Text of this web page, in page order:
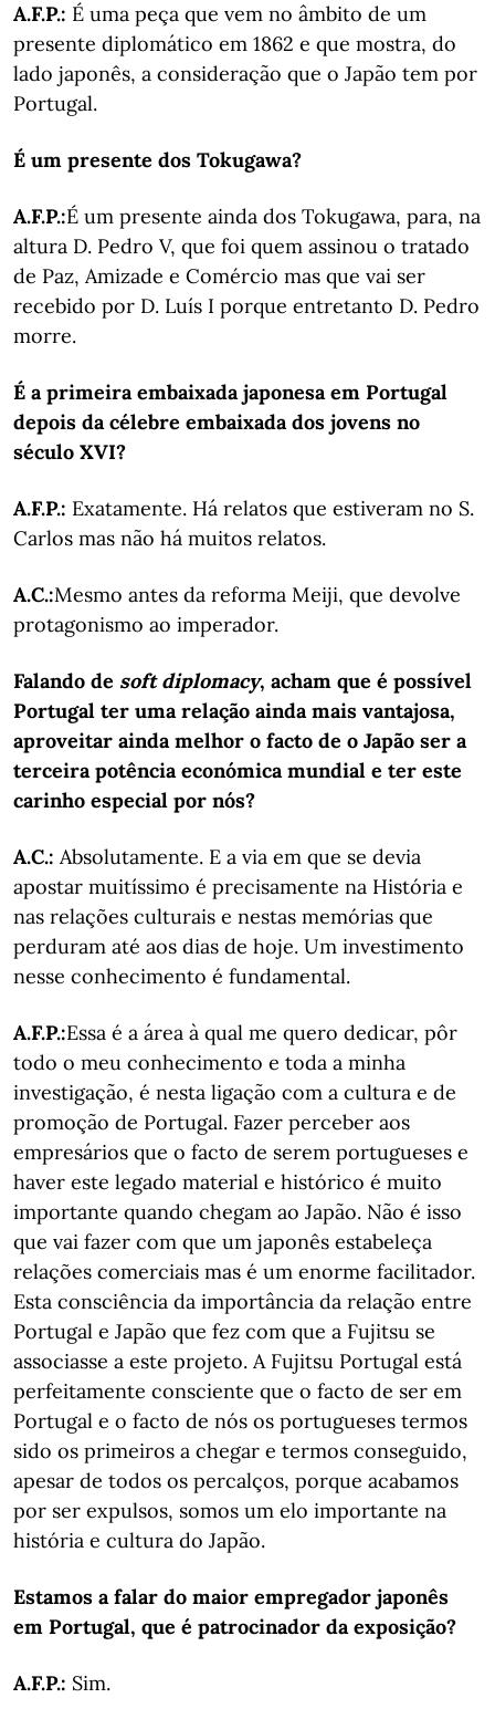
A.F.P.: É uma peça que vem no âmbito de um
presente diplomático em 1862 e que mostra, do
lado japonês, a consideração que o Japão tem por
Portugal.
É um presente dos Tokugawa?
A.F.P.:É um presente ainda dos Tokugawa, para, na
altura D. Pedro V, que foi quem assinou o tratado
de Paz, Amizade e Comércio mas que vai ser
recebido por D. Luís I porque entretanto D. Pedro
morre.
É a primeira embaixada japonesa em Portugal
depois da célebre embaixada dos jovens no
século XVI?
A.F.P.: Exatamente. Há relatos que estiveram no S.
Carlos mas não há muitos relatos.
A.C.:Mesmo antes da reforma Meiji, que devolve
protagonismo ao imperador.
Falando de soft diplomacy, acham que é possível
Portugal ter uma relação ainda mais vantajosa,
aproveitar ainda melhor o facto de o Japão ser a
terceira potência económica mundial e ter este
carinho especial por nós?
A.C.: Absolutamente. E a via em que se devia
apostar muitíssimo é precisamente na História e
nas relações culturais e nestas memórias que
perduram até aos dias de hoje. Um investimento
nesse conhecimento é fundamental.
A.F.P.:Essa é a área à qual me quero dedicar, pôr
todo o meu conhecimento e toda a minha
investigação, é nesta ligação com a cultura e de
promoção de Portugal. Fazer perceber aos
empresários que o facto de serem portugueses e
haver este legado material e histórico é muito
importante quando chegam ao Japão. Não é isso
que vai fazer com que um japonês estabeleça
relações comerciais mas é um enorme facilitador.
Esta consciência da importância da relação entre
Portugal e Japão que fez com que a Fujitsu se
associasse a este projeto. A Fujitsu Portugal está
perfeitamente consciente que o facto de ser em
Portugal e o facto de nós os portugueses termos
sido os primeiros a chegar e termos conseguido,
apesar de todos os percalços, porque acabamos
por ser expulsos, somos um elo importante na
história e cultura do Japão.
Estamos a falar do maior empregador japonês
em Portugal, que é patrocinador da exposição?
A.F.P.: Sim.